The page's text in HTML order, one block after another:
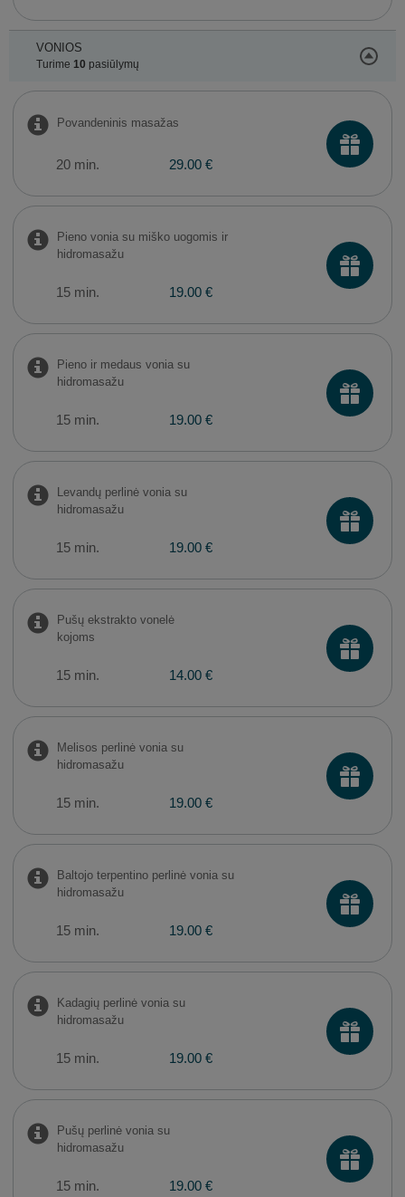
VONIOS
Turime 10 pasiūlymų
Povandeninis masažas
20 min. 29.00 €
Pieno vonia su miško uogomis ir
hidromasažu
15 min. 19.00 €
Pieno ir medaus vonia su
hidromasažu
15 min. 19.00 €
Levandų perlinė vonia su
hidromasažu
15 min. 19.00 €
Pušų ekstrakto vonelė
kojoms
15 min. 14.00 €
Melisos perlinė vonia su
hidromasažu
15 min. 19.00 €
Baltojo terpentino perlinė vonia su
hidromasažu
15 min. 19.00 €
Kadagių perlinė vonia su
hidromasažu
15 min. 19.00 €
Pušų perlinė vonia su
hidromasažu
15 min. 19.00 €